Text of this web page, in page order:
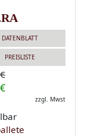
DATENBLATT
PREISLISTE
zzgl. Mwst